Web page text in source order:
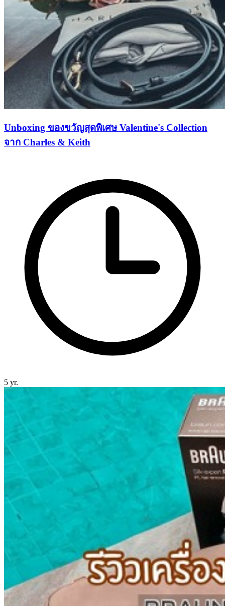
Unboxing ของขวัญสุดพิเศษ Valentine's Collection
จาก Charles & Keith
5 yr.